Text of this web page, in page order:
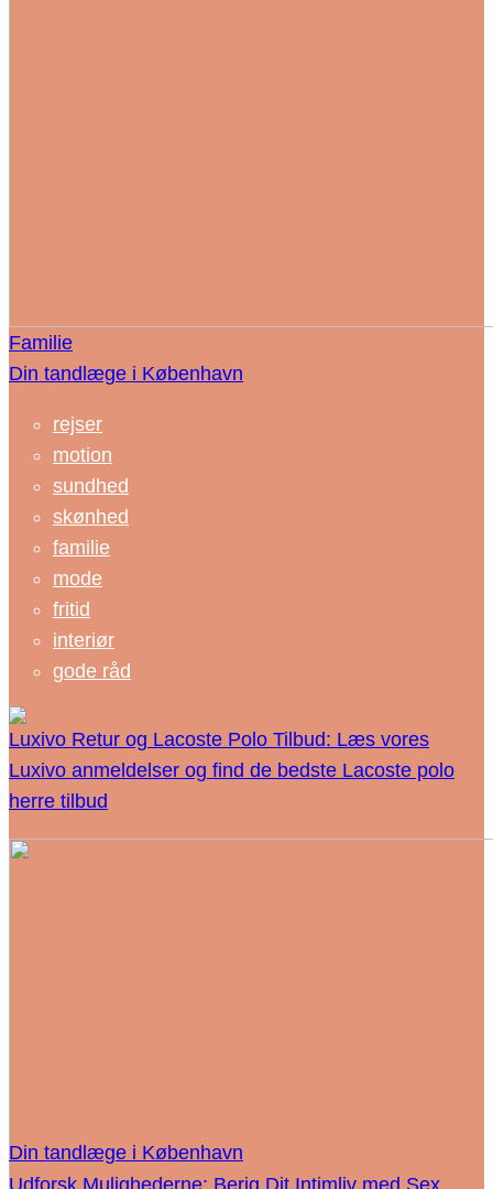
Familie
Din tandlæge i København
rejser
motion
sundhed
skønhed
familie
mode
fritid
interiør
gode råd
Luxivo Retur og Lacoste Polo Tilbud: Læs vores
Luxivo anmeldelser og find de bedste Lacoste polo
herre tilbud
Din tandlæge i København
Udforsk Mulighederne: Berig Dit Intimliv med Sex